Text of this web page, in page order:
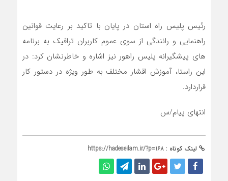
رئیس پلیس راه استان در پایان با تاكيد بر رعايت قوانين
راهنمايي و رانندگي از سوي عموم كاربران ترافيك به برنامه
هاي پيشگيرانه پليس راهور نيز اشاره و خاطرنشان كرد: در
اين راستا، آموزش اقشار مختلف به طور ويژه در دستور كار
قراردارد.
انتهای پیام/س
لینک کوتاه : https://hadeseilam.ir/?p=168